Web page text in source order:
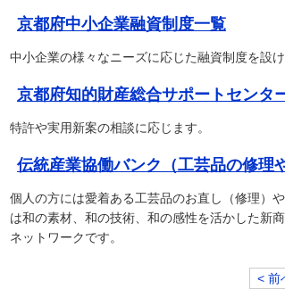
京都府中小企業融資制度一覧
中小企業の様々なニーズに応じた融資制度を設け
京都府知的財産総合サポートセンタ
特許や実用新案の相談に応じます。
伝統産業協働バンク（工芸品の修理
個人の方には愛着ある工芸品のお直し（修理）
は和の素材、和の技術、和の感性を活かした新
ネットワークです。
< 前